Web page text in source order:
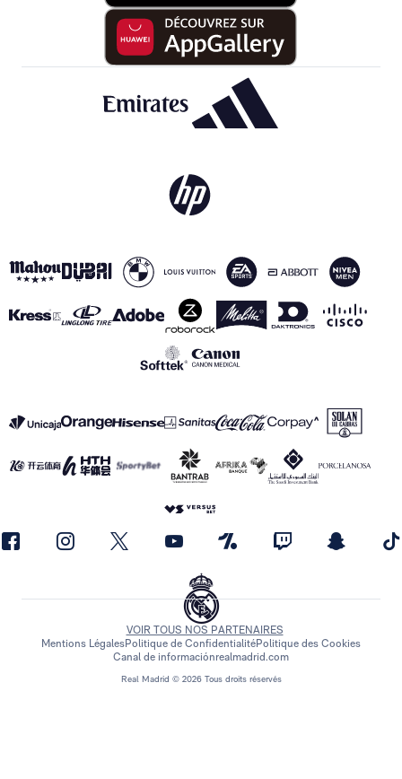
Real Madrid © 2026 Tous droits réservés
VOIR TOUS NOS PARTENAIRES
Mentions LégalesPolitique de ConfidentialitéPolitique des Cookies
Canal de informaciónrealmadrid.com